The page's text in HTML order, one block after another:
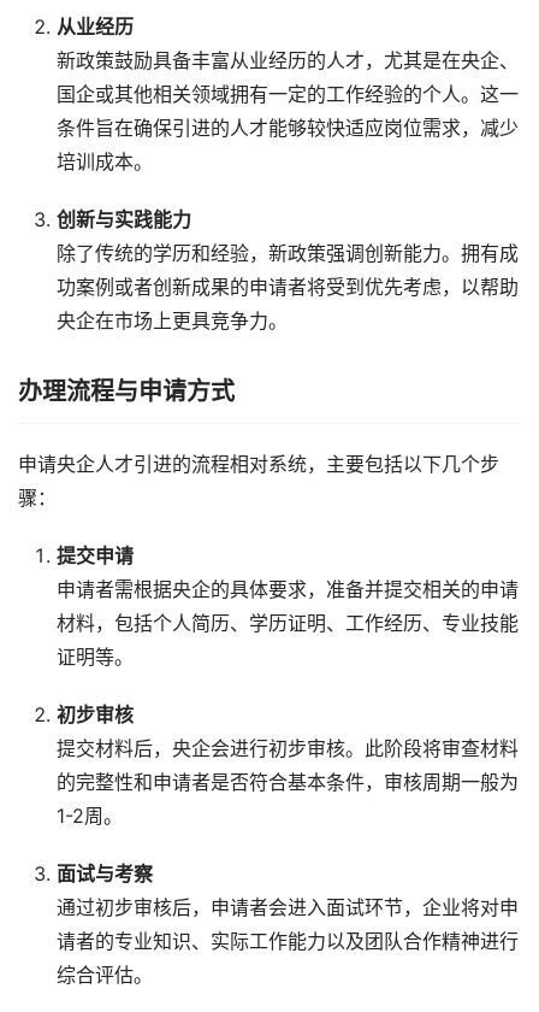
从业经历
新政策鼓励具备丰富从业经历的人才，尤其是在央企、
国企或其他相关领域拥有一定的工作经验的个人。这一
条件旨在确保引进的人才能够较快适应岗位需求，减少
培训成本。
创新与实践能力
除了传统的学历和经验，新政策强调创新能力。拥有成
功案例或者创新成果的申请者将受到优先考虑，以帮助
央企在市场上更具竞争力。
办理流程与申请方式
申请央企人才引进的流程相对系统，主要包括以下几个步
骤：
提交申请
申请者需根据央企的具体要求，准备并提交相关的申请
材料，包括个人简历、学历证明、工作经历、专业技能
证明等。
初步审核
提交材料后，央企会进行初步审核。此阶段将审查材料
的完整性和申请者是否符合基本条件，审核周期一般为
1-2周。
面试与考察
通过初步审核后，申请者会进入面试环节，企业将对申
请者的专业知识、实际工作能力以及团队合作精神进行
综合评估。